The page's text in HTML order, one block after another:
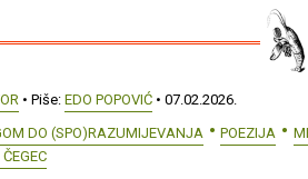
• Piše: EDO POPOVIĆ • 07.02.2026.
DO (SPO)RAZUMIJEVANJA
POEZIJA